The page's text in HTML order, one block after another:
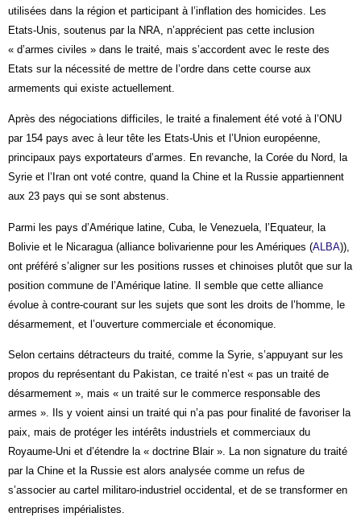
utilisées dans la région et participant à l’inflation des homicides. Les
Etats-Unis, soutenus par la NRA, n’apprécient pas cette inclusion
« d’armes civiles » dans le traité, mais s’accordent avec le reste des
Etats sur la nécessité de mettre de l’ordre dans cette course aux
armements qui existe actuellement.
Après des négociations difficiles, le traité a finalement été voté à l’ONU
par 154 pays avec à leur tête les Etats-Unis et l’Union européenne,
principaux pays exportateurs d’armes. En revanche, la Corée du Nord, la
Syrie et l’Iran ont voté contre, quand la Chine et la Russie appartiennent
aux 23 pays qui se sont abstenus.
Parmi les pays d’Amérique latine, Cuba, le Venezuela, l’Equateur, la
Bolivie et le Nicaragua (alliance bolivarienne pour les Amériques (ALBA)),
ont préféré s’aligner sur les positions russes et chinoises plutôt que sur la
position commune de l’Amérique latine. Il semble que cette alliance
évolue à contre-courant sur les sujets que sont les droits de l’homme, le
désarmement, et l’ouverture commerciale et économique.
Selon certains détracteurs du traité, comme la Syrie, s’appuyant sur les
propos du représentant du Pakistan, ce traité n’est « pas un traité de
désarmement », mais « un traité sur le commerce responsable des
armes ». Ils y voient ainsi un traité qui n’a pas pour finalité de favoriser la
paix, mais de protéger les intérêts industriels et commerciaux du
Royaume-Uni et d’étendre la « doctrine Blair ». La non signature du traité
par la Chine et la Russie est alors analysée comme un refus de
s’associer au cartel militaro-industriel occidental, et de se transformer en
entreprises impérialistes.